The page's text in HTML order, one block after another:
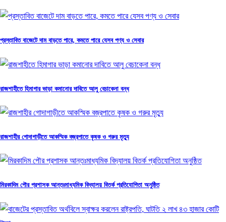
প্রস্তাবিত বাজেটে দাম বাড়তে পারে, কমতে পারে যেসব পণ্য ও সেবার
রাজশাহীতে হিমাগার ভাড়া কমানোর দাবিতে আলু বেচাকেনা বন্ধ
রাজশাহীর গোদাগাড়ীতে আকস্মিক বজ্রপাতে কৃষক ও গরুর মৃত্যু
মিরকাদিম পৌর প্রশাসক আন্তঃমাধ্যমিক বিদ্যালয় বিতর্ক প্রতিযোগিতা অনুষ্ঠিত